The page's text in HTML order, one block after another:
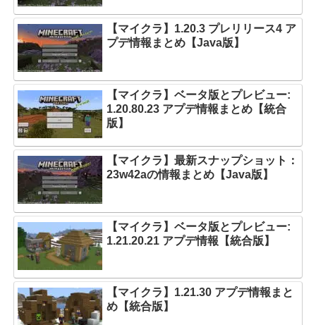
【マイクラ】1.20.3 プレリリース4 ア
プデ情報まとめ【Java版】
【マイクラ】ベータ版とプレビュー:
1.20.80.23 アプデ情報まとめ【統合
版】
【マイクラ】最新スナップショット：
23w42aの情報まとめ【Java版】
【マイクラ】ベータ版とプレビュー:
1.21.20.21 アプデ情報【統合版】
【マイクラ】1.21.30 アプデ情報まと
め【統合版】